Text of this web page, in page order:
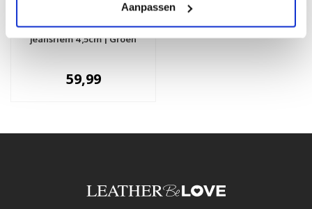
Aanpassen
Pedro | Stoere
jeansriem 4,5cm | Groen
59,99